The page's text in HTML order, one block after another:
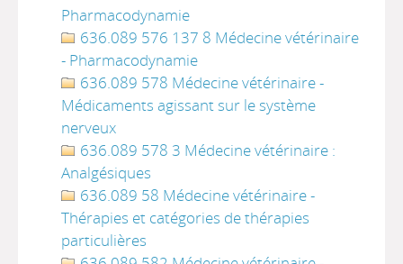
Pharmacodynamie
636.089 576 137 8 Médecine vétérinaire
- Pharmacodynamie
636.089 578 Médecine vétérinaire -
Médicaments agissant sur le système
nerveux
636.089 578 3 Médecine vétérinaire :
Analgésiques
636.089 58 Médecine vétérinaire -
Thérapies et catégories de thérapies
particulières